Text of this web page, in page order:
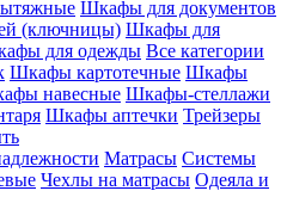
Шкафы для документов
(ключницы) Шкафы для
для одежды Все категории
Шкафы картотечные Шкафы
навесные Шкафы-стеллажи
Шкафы аптечки Трейзеры
Матрасы Системы
Чехлы на матрасы Одеяла и